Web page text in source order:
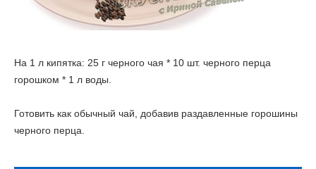
На 1 л кипятка: 25 г черного чая * 10 шт. черного перца
горошком * 1 л воды.
Готовить как обычный чай, добавив раздавленные горошины
черного перца.